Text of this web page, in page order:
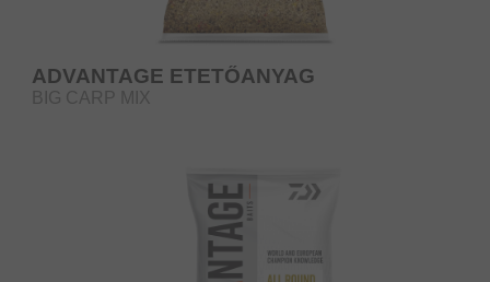
ADVANTAGE ETETŐANYAG
BIG CARP MIX